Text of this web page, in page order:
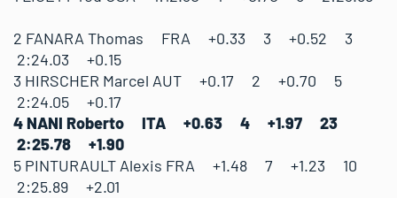
2 FANARA Thomas FRA +0.33 3 +0.52 3
2:24.03 +0.15
3 HIRSCHER Marcel AUT +0.17 2 +0.70 5
2:24.05 +0.17
4 NANI Roberto ITA +0.63 4 +1.97 23
2:25.78 +1.90
5 PINTURAULT Alexis FRA +1.48 7 +1.23 10
2:25.89 +2.01